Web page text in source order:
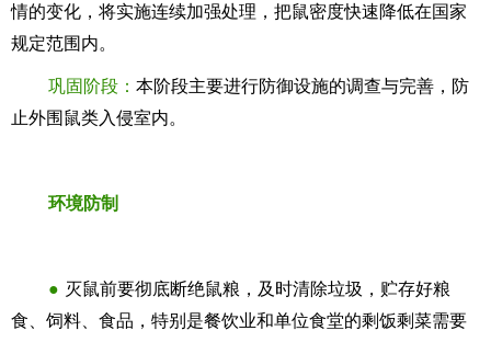
情的变化，将实施连续加强处理，把鼠密度快速降低在国家
规定范围内。
巩固阶段： 本阶段主要进行防御设施的调查与完善，防
止外围鼠类入侵室内。
环境防制
● 灭鼠前要彻底断绝鼠粮，及时清除垃圾，贮存好粮
食、饲料、食品，特别是餐饮业和单位食堂的剩饭剩菜需要